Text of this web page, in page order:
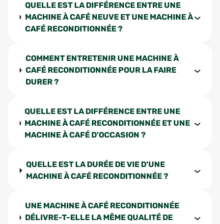
QUELLE EST LA DIFFÉRENCE ENTRE UNE
MACHINE À CAFÉ NEUVE ET UNE MACHINE À
CAFÉ RECONDITIONNÉE ?
COMMENT ENTRETENIR UNE MACHINE À
CAFÉ RECONDITIONNÉE POUR LA FAIRE
DURER ?
QUELLE EST LA DIFFÉRENCE ENTRE UNE
MACHINE À CAFÉ RECONDITIONNÉE ET UNE
MACHINE À CAFÉ D'OCCASION ?
QUELLE EST LA DURÉE DE VIE D'UNE
MACHINE À CAFÉ RECONDITIONNÉE ?
UNE MACHINE À CAFÉ RECONDITIONNÉE
DÉLIVRE-T-ELLE LA MÊME QUALITÉ DE